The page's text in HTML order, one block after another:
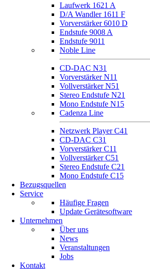
Laufwerk 1621 A
D/A Wandler 1611 F
Vorverstärker 6010 D
Endstufe 9008 A
Endstufe 9011
Noble Line
CD-DAC N31
Vorverstärker N11
Vollverstärker N51
Stereo Endstufe N21
Mono Endstufe N15
Cadenza Line
Netzwerk Player C41
CD-DAC C31
Vorverstärker C11
Vollverstärker C51
Stereo Endstufe C21
Mono Endstufe C15
Bezugsquellen
Service
Häufige Fragen
Update Gerätesoftware
Unternehmen
Über uns
News
Veranstaltungen
Jobs
Kontakt